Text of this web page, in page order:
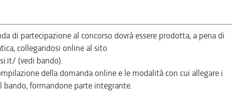
di partecipazione al concorso dovrà essere prodotta, a pena di
collegandosi online al sito
(vedi bando).
della domanda online e le modalità con cui allegare i
formandone parte integrante.